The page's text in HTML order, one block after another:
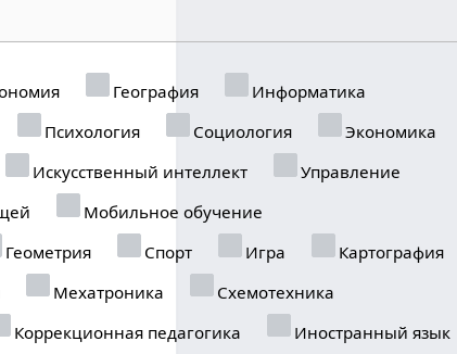
География
Информатика
Психология Социология
Экономика
Искусственный интеллект
Управление
Мобильное обучение
Геометрия Спорт Игра
Картография
Мехатроника
Схемотехника
Коррекционная педагогика
Иностранный язык